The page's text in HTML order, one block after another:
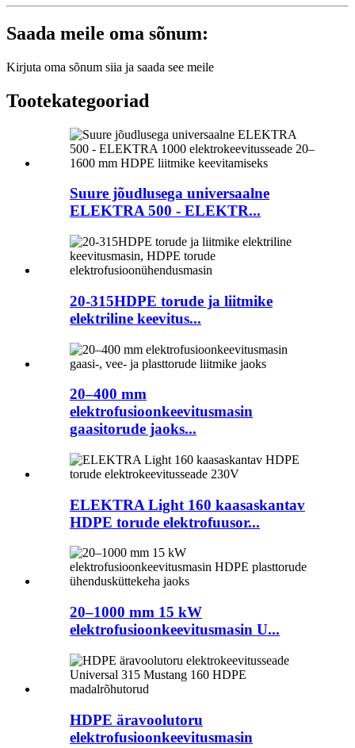
Saada meile oma sõnum:
Kirjuta oma sõnum siia ja saada see meile
Tootekategooriad
Suure jõudlusega universaalne
ELEKTRA 500 - ELEKTR...
20-315HDPE torude ja liitmike
elektriline keevitus...
20–400 mm
elektrofusioonkeevitusmasin
gaasitorude jaoks...
ELEKTRA Light 160 kaasaskantav
HDPE torude elektrofuusor...
20–1000 mm 15 kW
elektrofusioonkeevitusmasin U...
HDPE äravoolutoru
elektrofusioonkeevitusmasin